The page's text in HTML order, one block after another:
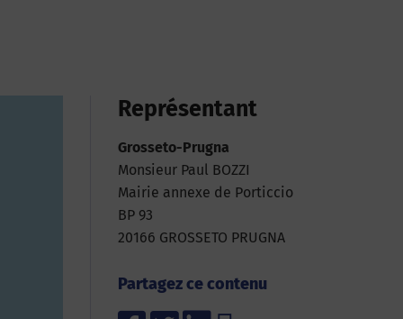
Représentant
Grosseto-Prugna
Monsieur Paul BOZZI
Mairie annexe de Porticcio
BP 93
20166 GROSSETO PRUGNA
Partagez ce contenu